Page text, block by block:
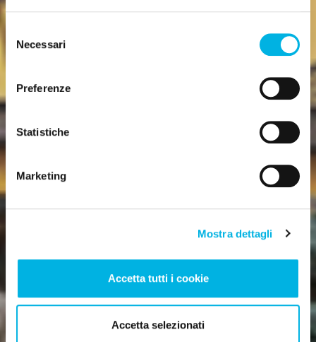
delNecessari
Preferenze
Statistiche
Marketing
Mostra dettagli
Accetta tutti i cookie
Accetta selezionati
Ospedale Maria